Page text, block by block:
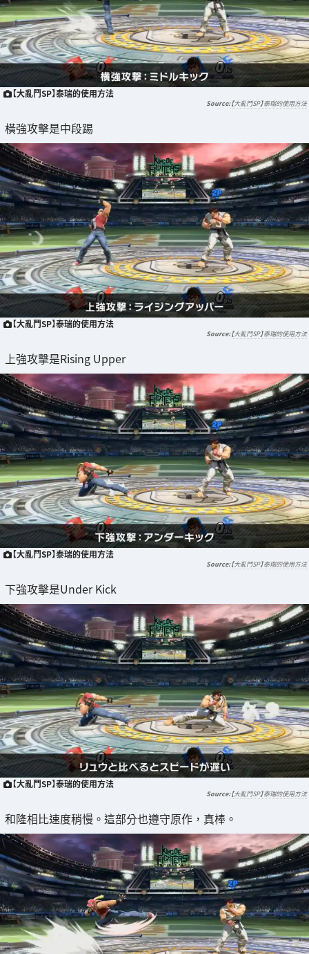
【大亂鬥SP】泰瑞的使用方法
【大亂鬥SP】泰瑞的使用方法
橫強攻擊是中段踢
【大亂鬥SP】泰瑞的使用方法
【大亂鬥SP】泰瑞的使用方法
上強攻擊是Rising Upper
【大亂鬥SP】泰瑞的使用方法
【大亂鬥SP】泰瑞的使用方法
下強攻擊是Under Kick
【大亂鬥SP】泰瑞的使用方法
【大亂鬥SP】泰瑞的使用方法
和隆相比速度稍慢。這部分也遵守原作，真棒。